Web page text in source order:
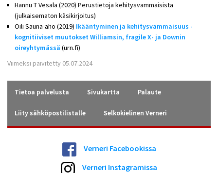
Hannu T Vesala (2020) Perustietoja kehitysvammaisista
(julkaisematon käsikirjoitus)
Oili Sauna-aho (2019) Ikääntyminen ja kehitysvammaisuus -
kognitiiviset muutokset Williamsin, fragile X- ja Downin
oireyhtymässä (urn.fi)
Viimeksi päivitetty 05.07.2024
Tietoa palvelusta Sivukartta Palaute
Liity sähköpostilistalle Selkokielinen Verneri
Verneri Facebookissa
Verneri Instagramissa